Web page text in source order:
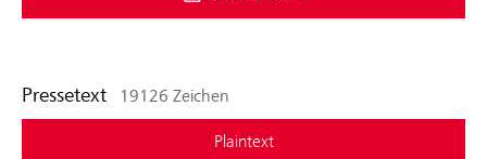
Pressetext 19126 Zeichen
Plaintext